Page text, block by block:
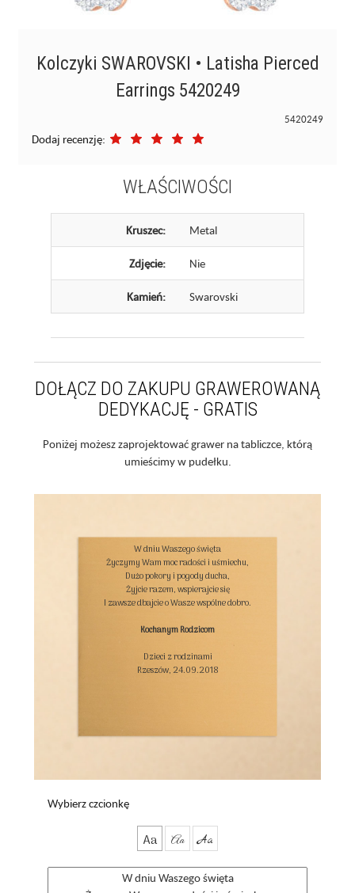
Kolczyki SWAROVSKI • Latisha Pierced
Earrings 5420249
5420249
Dodaj recenzję:
WŁAŚCIWOŚCI
Kruszec: Metal
Zdjęcie: Nie
Kamień: Swarovski
DOŁĄCZ DO ZAKUPU GRAWEROWANĄ
DEDYKACJĘ - GRATIS
Poniżej możesz zaprojektować grawer na tabliczce, którą
umieścimy w pudełku.
W dniu Waszego święta
Życzymy Wam moc radości i uśmiechu,
Dużo pokory i pogody ducha,
Żyjcie razem, wspierajcie się
I zawsze dbajcie o Wasze wspólne dobro.
Kochanym Rodzicom
Dzieci z rodzinami
Rzeszów, 24.09.2018
Wybierz czcionkę
Aa Aa Aa